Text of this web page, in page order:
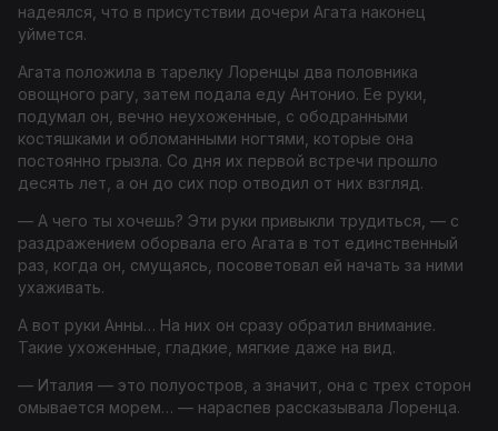
надеялся, что в присутствии дочери Агата наконец
уймется.
Агата положила в тарелку Лоренцы два половника
овощного рагу, затем подала еду Антонио. Ее руки,
подумал он, вечно неухоженные, с ободранными
костяшками и обломанными ногтями, которые она
постоянно грызла. Со дня их первой встречи прошло
десять лет, а он до сих пор отводил от них взгляд.
— А чего ты хочешь? Эти руки привыкли трудиться, — с
раздражением оборвала его Агата в тот единственный
раз, когда он, смущаясь, посоветовал ей начать за ними
ухаживать.
А вот руки Анны… На них он сразу обратил внимание.
Такие ухоженные, гладкие, мягкие даже на вид.
— Италия — это полуостров, а значит, она с трех сторон
омывается морем… — нараспев рассказывала Лоренца.